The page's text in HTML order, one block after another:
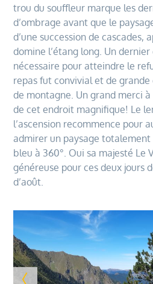
trou du souffleur marque les
d’ombrage avant que le
d’une succession de cascades,
domine l’étang long. Un
nécessaire pour atteindre le
repas fut convivial et de
de montagne. Un grand merci
de cet endroit magnifique! Le
l’ascension recommence pour
admirer un paysage totalement
bleu à 360°. Oui sa majesté Le
généreuse pour ces deux jours
d’août.